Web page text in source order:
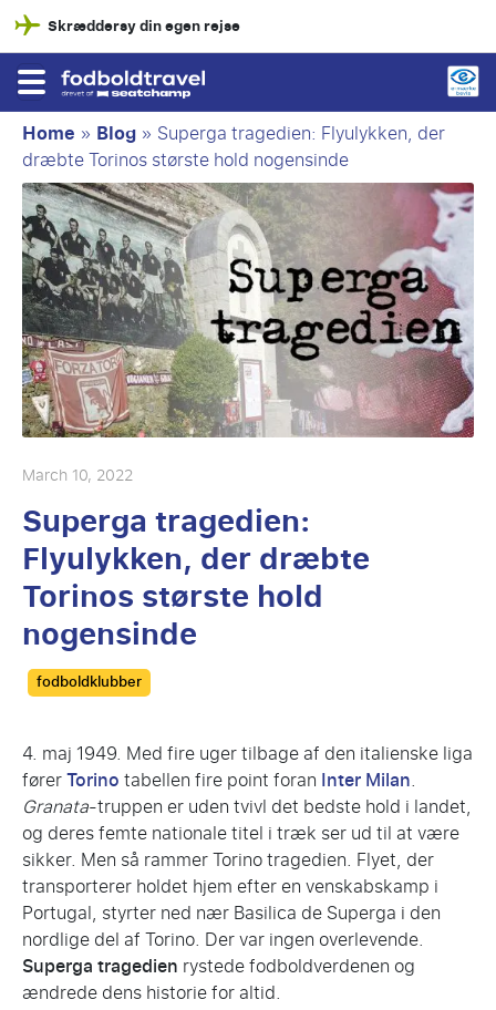
Skræddersy din egen rejse
Home » Blog » Superga tragedien: Flyulykken, der
dræbte Torinos største hold nogensinde
March 10, 2022
Superga tragedien:
Flyulykken, der dræbte
Torinos største hold
nogensinde
Categories
fodboldklubber
4. maj 1949. Med fire uger tilbage af den italienske liga
førerTorinotabellen fire point foran Inter Milan.
Granata-truppen er uden tvivl det bedste hold i landet,
og deres femte nationale titel i træk ser ud til at være
sikker. Men så rammer Torino tragedien. Flyet, der
transporterer holdet hjem efter en venskabskamp i
Portugal, styrter ned nær Basilica de Superga i den
nordlige del af Torino. Der var ingen overlevende.
Superga tragedien rystede fodboldverdenen og
ændrede dens historie for altid.